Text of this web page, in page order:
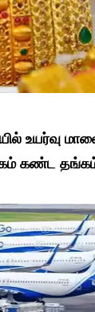
உயர்வு
கண்ட